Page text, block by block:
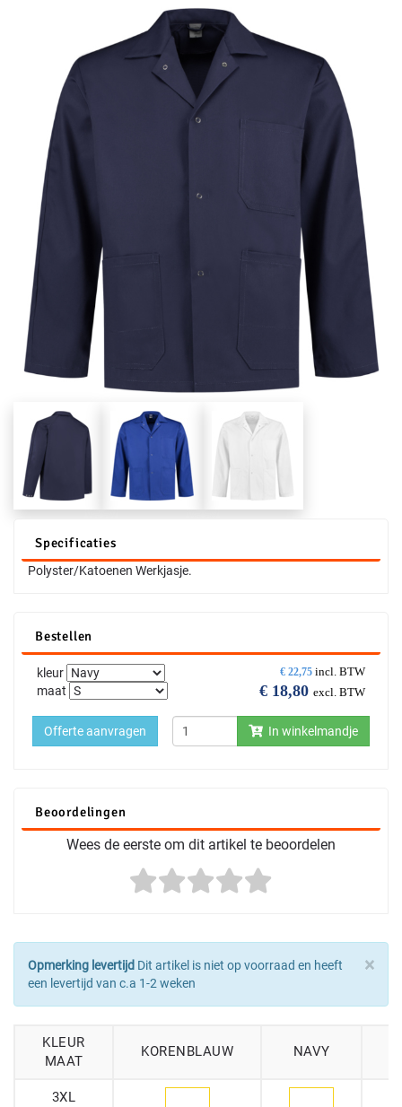
Specificaties
Polyster/Katoenen Werkjasje.
Bestellen
€ 22,75 incl. BTW
€ 18,80 excl. BTW
kleur
maat
In winkelmandje
Offerte aanvragen
Beoordelingen
Wees de eerste om dit artikel te beoordelen
×
Opmerking levertijd Dit artikel is niet op voorraad en heeft
een levertijd van c.a 1-2 weken
KLEUR
MAAT
KORENBLAUW NAVY
3XL